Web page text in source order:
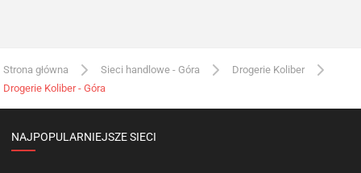
Strona główna Sieci handlowe - Góra
Drogerie Koliber
Drogerie Koliber - Góra
NAJPOPULARNIEJSZE SIECI